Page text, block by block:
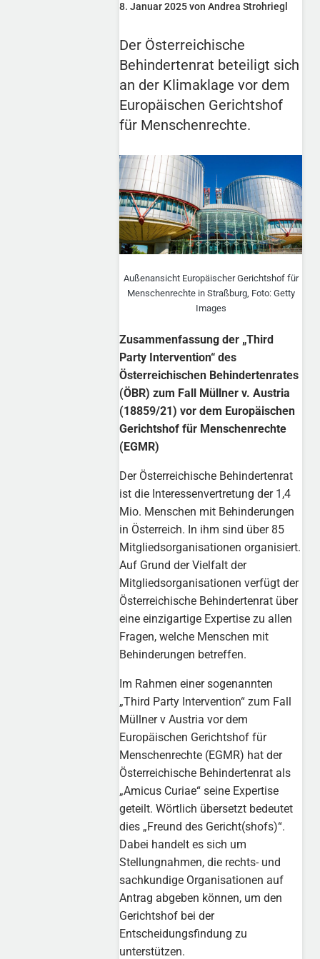
8. Januar 2025 von Andrea Strohriegl
Der Österreichische
Behindertenrat beteiligt sich
an der Klimaklage vor dem
Europäischen Gerichtshof
für Menschenrechte.
Außenansicht Europäischer Gerichtshof für
Menschenrechte in Straßburg, Foto: Getty
Images
Zusammenfassung der „Third
Party Intervention“ des
Österreichischen Behindertenrates
(ÖBR) zum Fall Müllner v. Austria
(18859/21) vor dem Europäischen
Gerichtshof für Menschenrechte
(EGMR)
Der Österreichische Behindertenrat
ist die Interessenvertretung der 1,4
Mio. Menschen mit Behinderungen
in Österreich. In ihm sind über 85
Mitgliedsorganisationen organisiert.
Auf Grund der Vielfalt der
Mitgliedsorganisationen verfügt der
Österreichische Behindertenrat über
eine einzigartige Expertise zu allen
Fragen, welche Menschen mit
Behinderungen betreffen.
Im Rahmen einer sogenannten
„Third Party Intervention“ zum Fall
Müllner v Austria vor dem
Europäischen Gerichtshof für
Menschenrechte (EGMR) hat der
Österreichische Behindertenrat als
„Amicus Curiae“ seine Expertise
geteilt. Wörtlich übersetzt bedeutet
dies „Freund des Gericht(shofs)“.
Dabei handelt es sich um
Stellungnahmen, die rechts- und
sachkundige Organisationen auf
Antrag abgeben können, um den
Gerichtshof bei der
Entscheidungsfindung zu
unterstützen.